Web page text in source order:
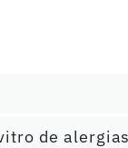
de alergias